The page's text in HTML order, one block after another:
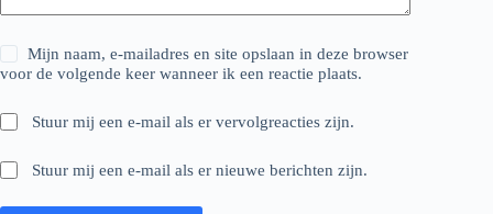
Mijn naam, e-mailadres en site opslaan in deze browser
voor de volgende keer wanneer ik een reactie plaats.
Stuur mij een e-mail als er vervolgreacties zijn.
Stuur mij een e-mail als er nieuwe berichten zijn.